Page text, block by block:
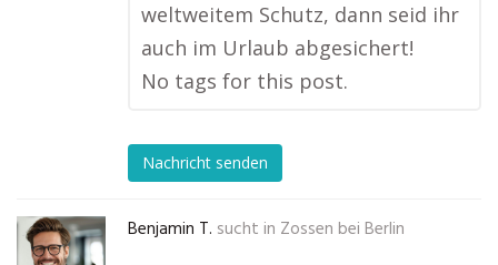
weltweitem Schutz, dann seid ihr
auch im Urlaub abgesichert!
No tags for this post.
Nachricht senden
Benjamin T. sucht in Zossen bei Berlin